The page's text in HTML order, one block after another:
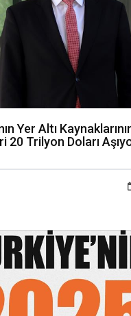
Yer Altı
20 Trilyon Doları